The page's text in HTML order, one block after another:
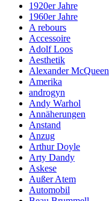
1920er Jahre
1960er Jahre
A rebours
Accessoire
Adolf Loos
Aesthetik
Alexander McQueen
Amerika
androgyn
Andy Warhol
Annäherungen
Anstand
Anzug
Arthur Doyle
Arty Dandy
Askese
Außer Atem
Automobil